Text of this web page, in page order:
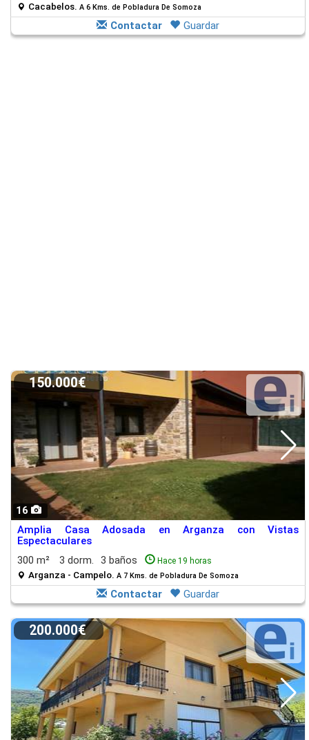
Cacabelos. A 6 Kms. de Pobladura De Somoza
Contactar Guardar
16
150.000€
Amplia Casa Adosada en Arganza con Vistas
Espectaculares
300 m²
3 dorm. 3 baños Hace 19 horas
Arganza - Campelo. A 7 Kms. de Pobladura De Somoza
Contactar Guardar
200.000€